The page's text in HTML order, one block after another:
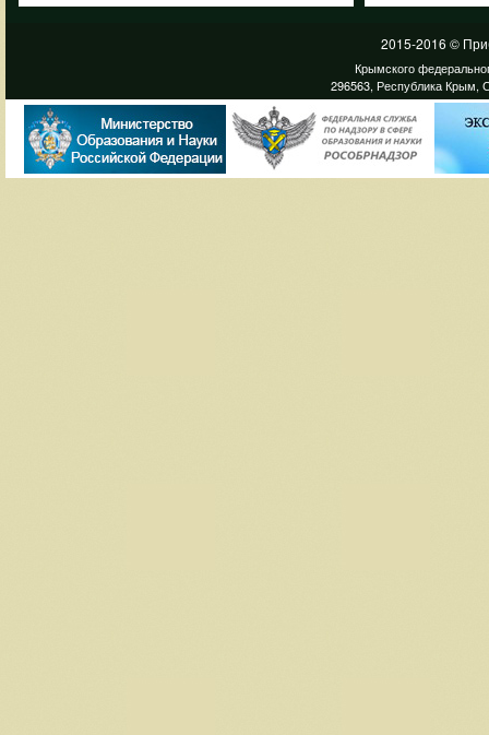
2015-2016 ©
Крымского
296563, Республика Крым,